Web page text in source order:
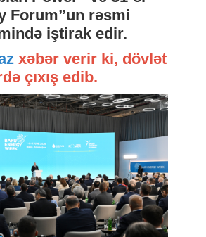
Forum”un rəsmi
iştirak edir.
xəbər verir ki, dövlət
çıxış edib.